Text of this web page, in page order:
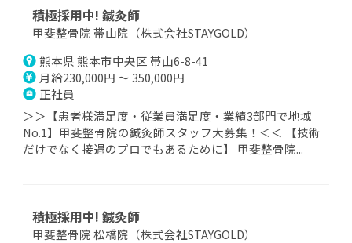
積極採用中! 鍼灸師
甲斐整骨院 帯山院（株式会社STAYGOLD）
熊本県 熊本市中央区 帯山6-8-41
月給230,000円 ～ 350,000円
正社員
＞＞【患者様満足度・従業員満足度・業績3部門で地域
No.1】甲斐整骨院の鍼灸師スタッフ大募集！＜＜ 【技術
だけでなく接遇のプロでもあるために】 甲斐整骨院...
積極採用中! 鍼灸師
甲斐整骨院 松橋院（株式会社STAYGOLD）